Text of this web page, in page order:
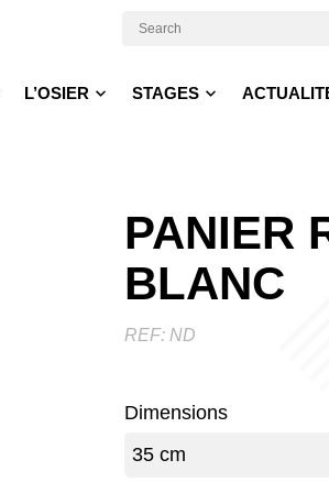
L’OSIER STAGES
PANIER
BLANC
REF: ND
Dimensions